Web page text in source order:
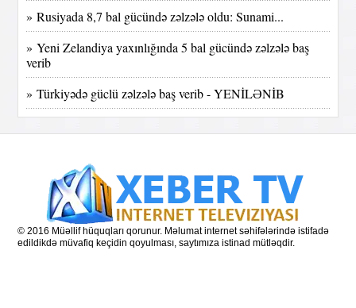
» Rusiyada 8,7 bal gücündə zəlzələ oldu: Sunami...
» Yeni Zelandiya yaxınlığında 5 bal gücündə zəlzələ baş
verib
» Türkiyədə güclü zəlzələ baş verib - YENİLƏNİB
© 2016 Müəllif hüquqları qorunur. Məlumat internet səhifələrində istifadə
edildikdə müvafiq keçidin qoyulması, saytımıza istinad mütləqdir.